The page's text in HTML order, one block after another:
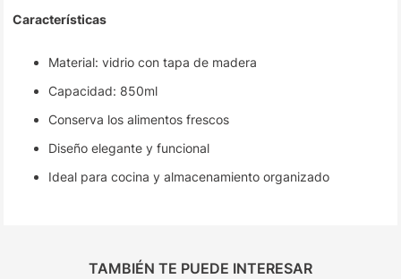
Características
Material: vidrio con tapa de madera
Capacidad: 850ml
Conserva los alimentos frescos
Diseño elegante y funcional
Ideal para cocina y almacenamiento organizado
TAMBIÉN TE PUEDE INTERESAR